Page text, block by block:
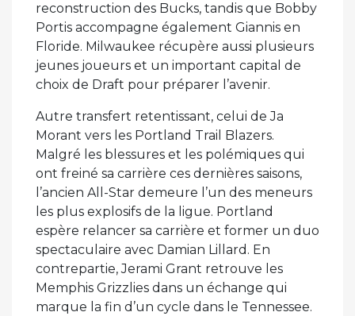
reconstruction des Bucks, tandis que Bobby
Portis accompagne également Giannis en
Floride. Milwaukee récupère aussi plusieurs
jeunes joueurs et un important capital de
choix de Draft pour préparer l’avenir.
Autre transfert retentissant, celui de Ja
Morant vers les Portland Trail Blazers.
Malgré les blessures et les polémiques qui
ont freiné sa carrière ces dernières saisons,
l’ancien All-Star demeure l’un des meneurs
les plus explosifs de la ligue. Portland
espère relancer sa carrière et former un duo
spectaculaire avec Damian Lillard. En
contrepartie, Jerami Grant retrouve les
Memphis Grizzlies dans un échange qui
marque la fin d’un cycle dans le Tennessee.